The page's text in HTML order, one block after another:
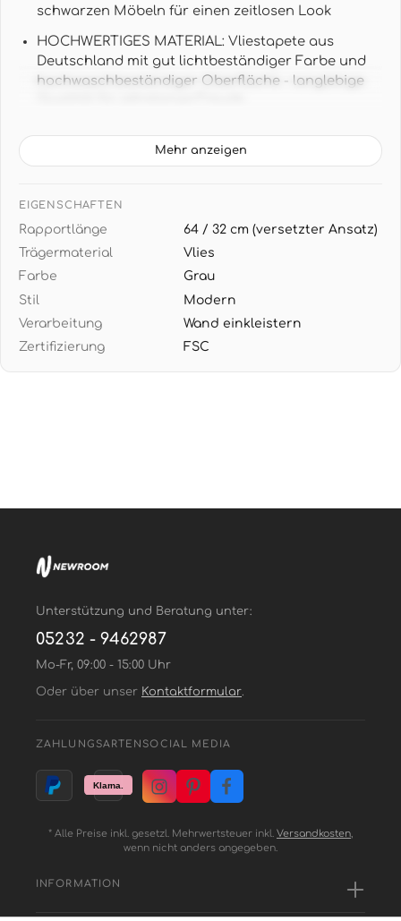
schwarzen Möbeln für einen zeitlosen Look
HOCHWERTIGES MATERIAL: Vliestapete aus
Deutschland mit gut lichtbeständiger Farbe und
hochwaschbeständiger Oberfläche - langlebige
Rapport 64/32 cm mit versetztem Ansatz für
perfekte Musteranpassung
DESIGN: Grafische Linienstruktur mit metallischem
harmoniert perfekt mit Chrom-Details und
Glasakzenten
Tapete aufbringen - nach Renovierung restlos
trocken abziehbar ohne Rückstände
Mehr anzeigen
EIGENSCHAFTEN
Rapportlänge
64 / 32 cm (versetzter Ansatz)
Trägermaterial
Vlies
Farbe
Grau
Stil
Modern
Verarbeitung
Wand einkleistern
Zertifizierung
FSC
Unterstützung und Beratung unter:
05232 - 9462987
Mo-Fr, 09:00 - 15:00 Uhr
Oder über unser Kontaktformular.
ZAHLUNGSARTEN SOCIAL MEDIA
* Alle Preise inkl. gesetzl. Mehrwertsteuer inkl. Versandkosten,
wenn nicht anders angegeben.
INFORMATION